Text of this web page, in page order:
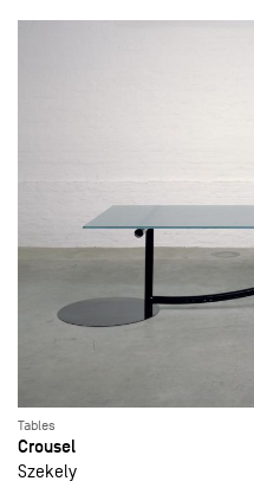
Tables
Crousel
Szekely